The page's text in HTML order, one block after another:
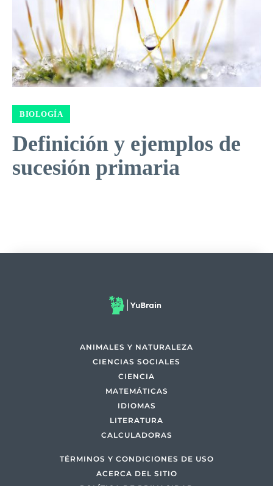
BIOLOGÍA
Definición y ejemplos de
sucesión primaria
ANIMALES Y NATURALEZA
CIENCIAS SOCIALES
CIENCIA
MATEMÁTICAS
IDIOMAS
LITERATURA
CALCULADORAS
TÉRMINOS Y CONDICIONES DE USO
ACERCA DEL SITIO